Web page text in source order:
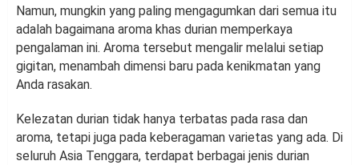
Namun, mungkin yang paling mengagumkan dari semua itu
adalah bagaimana aroma khas durian memperkaya
pengalaman ini. Aroma tersebut mengalir melalui setiap
gigitan, menambah dimensi baru pada kenikmatan yang
Anda rasakan.
Kelezatan durian tidak hanya terbatas pada rasa dan
aroma, tetapi juga pada keberagaman varietas yang ada. Di
seluruh Asia Tenggara, terdapat berbagai jenis durian